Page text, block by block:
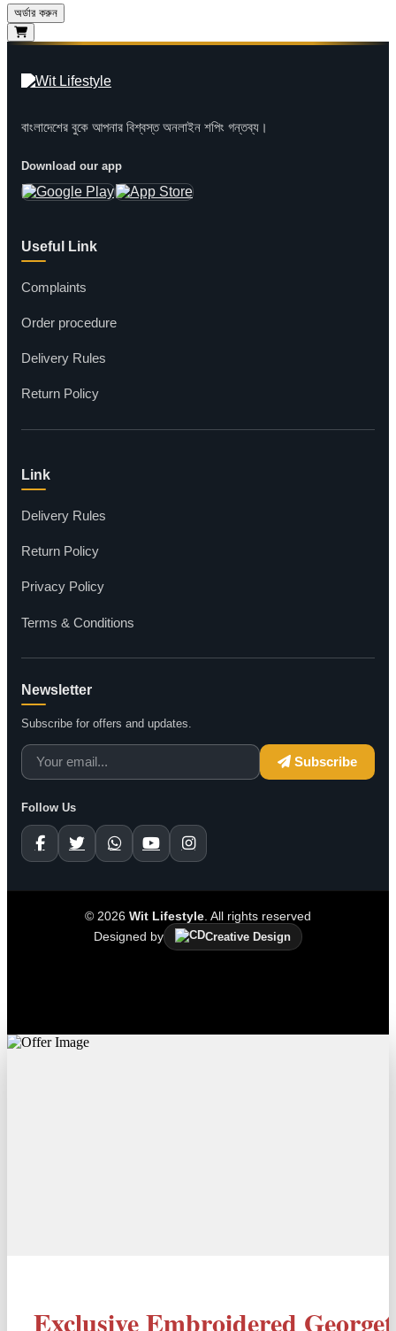
অর্ডার করুন
বাংলাদেশের বুকে আপনার বিশ্বস্ত অনলাইন শপিং গন্তব্য।
Download our app
Useful Link
Complaints
Order procedure
Delivery Rules
Return Policy
Link
Delivery Rules
Return Policy
Privacy Policy
Terms & Conditions
Newsletter
Subscribe for offers and updates.
Subscribe
Follow Us
© 2026 Wit Lifestyle . All rights reserved
Designed by
Creative Design
Exclusive Embroidered